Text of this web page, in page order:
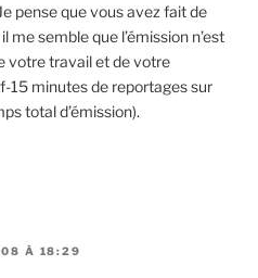
pense que vous avez fait de
me semble que l’émission n’est
votre travail et de votre
15 minutes de reportages sur
total d’émission).
À 18:29